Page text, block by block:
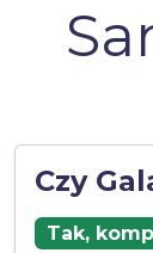
Czy
Tak,